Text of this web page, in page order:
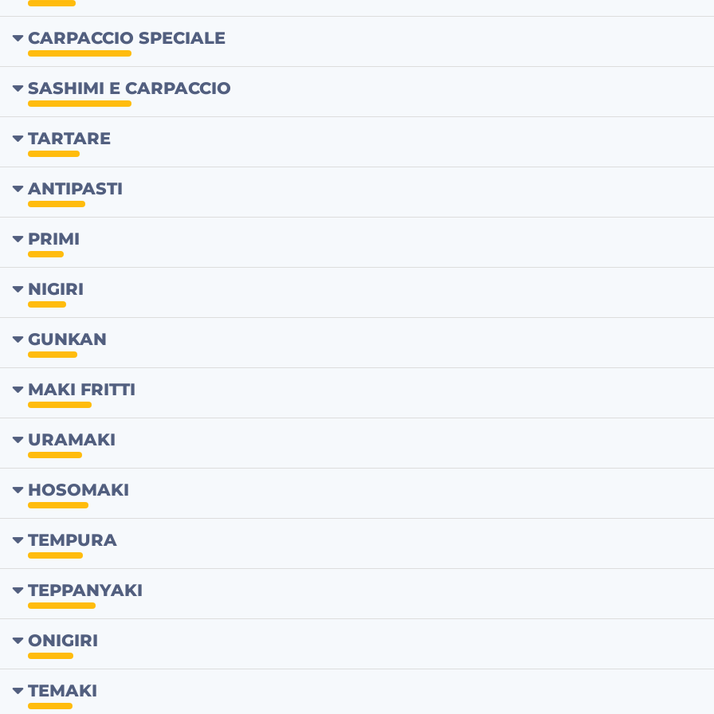
CARPACCIO SPECIALE
SASHIMI E CARPACCIO
TARTARE
ANTIPASTI
PRIMI
NIGIRI
GUNKAN
MAKI FRITTI
URAMAKI
HOSOMAKI
TEMPURA
TEPPANYAKI
ONIGIRI
TEMAKI